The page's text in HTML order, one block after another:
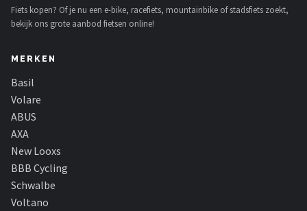
Fiets kopen? Of je nu een e-bike, racefiets, mountainbike of stadsfiets zoekt,
bekijk ons grote aanbod fietsen online!
MERKEN
Basil
Volare
ABUS
AXA
New Looxs
BBB Cycling
Schwalbe
Voltano